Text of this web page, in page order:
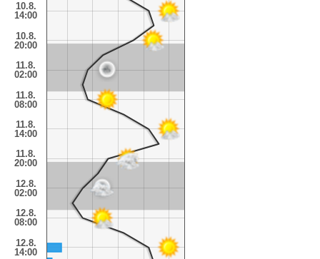
10.8.
14:00
10.8.
20:00
11.8.
02:00
11.8.
08:00
11.8.
14:00
11.8.
20:00
12.8.
02:00
12.8.
08:00
12.8.
14:00